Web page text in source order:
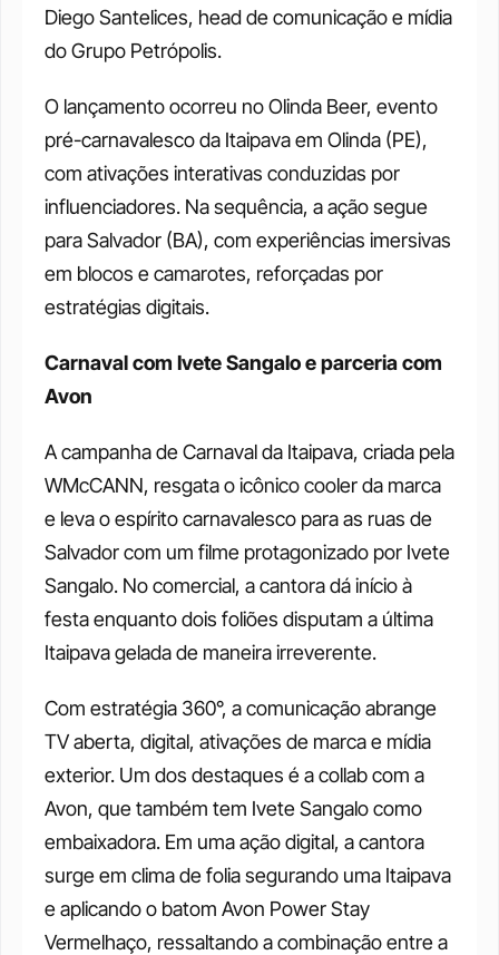
Diego Santelices, head de comunicação e mídia
do Grupo Petrópolis.
O lançamento ocorreu no Olinda Beer, evento
pré-carnavalesco da Itaipava em Olinda (PE),
com ativações interativas conduzidas por
influenciadores. Na sequência, a ação segue
para Salvador (BA), com experiências imersivas
em blocos e camarotes, reforçadas por
estratégias digitais.
Carnaval com Ivete Sangalo e parceria com
Avon
A campanha de Carnaval da Itaipava, criada pela
WMcCANN, resgata o icônico cooler da marca
e leva o espírito carnavalesco para as ruas de
Salvador com um filme protagonizado por Ivete
Sangalo. No comercial, a cantora dá início à
festa enquanto dois foliões disputam a última
Itaipava gelada de maneira irreverente.
Com estratégia 360°, a comunicação abrange
TV aberta, digital, ativações de marca e mídia
exterior. Um dos destaques é a collab com a
Avon, que também tem Ivete Sangalo como
embaixadora. Em uma ação digital, a cantora
surge em clima de folia segurando uma Itaipava
e aplicando o batom Avon Power Stay
Vermelhaço, ressaltando a combinação entre a